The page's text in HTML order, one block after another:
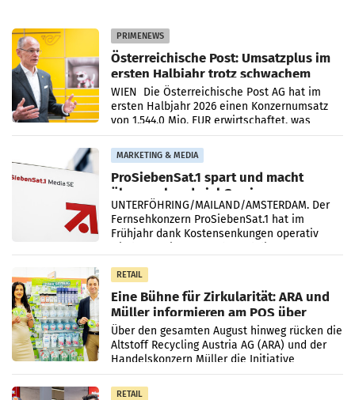
PRIMENEWS
Österreichische Post: Umsatzplus im
ersten Halbjahr trotz schwachem
Briefgeschäft
WIEN Die Österreichische Post AG hat im
ersten Halbjahr 2026 einen Konzernumsatz
von 1.544,0 Mio. EUR erwirtschaftet, was
einem Plus von 3,8 Prozent gegenüber dem
Vergleichszeitraum
MARKETING & MEDIA
ProSiebenSat.1 spart und macht
überraschend viel Gewinn
UNTERFÖHRING/MAILAND/AMSTERDAM. Der
Fernsehkonzern ProSiebenSat.1 hat im
Frühjahr dank Kostensenkungen operativ
RETAIL
Eine Bühne für Zirkularität: ARA und
Müller informieren am POS über
Kreislauffähigkeit
Über den gesamten August hinweg rücken die
Altstoff Recycling Austria AG (ARA) und der
Handelskonzern Müller die Initiative
„Kreislauf-Helden“ in allen österreichischen
Müller-Filialen
RETAIL